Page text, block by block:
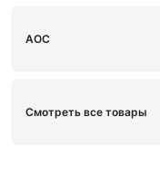
AOC
Смотреть все товары